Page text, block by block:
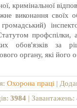
кримінальної
виконання своїх
обов'язків за
органу, які його
: Охорона праці |
: 3984 | Завантажень: